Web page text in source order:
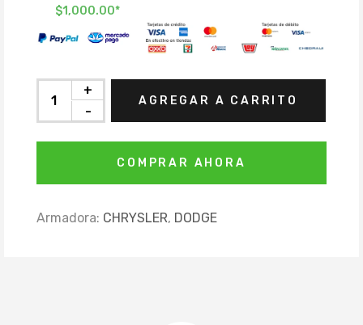
$1,000.00*
-
+
AGREGAR A CARRITO
COMPRAR AHORA
Armadora: CHRYSLER, DODGE